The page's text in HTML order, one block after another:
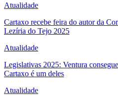
Atualidade
Cartaxo recebe feira do autor da
Lezíria do Tejo 2025
Atualidade
Legislativas 2025: Ventura
Cartaxo é um deles
Atualidade